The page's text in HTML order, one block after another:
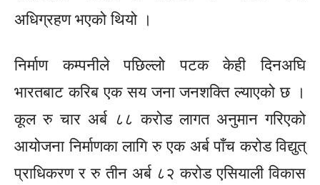
अधिग्रहण भएको थियो ।
निर्माण कम्पनीले पछिल्लो पटक केही दिनअघि
भारतबाट करिब एक सय जना जनशक्ति ल्याएको छ ।
कूल रु चार अर्ब ८८ करोड लागत अनुमान गरिएको
आयोजना निर्माणका लागि रु एक अर्ब पाँच करोड विद्युत्
प्राधिकरण र रु तीन अर्ब ८२ करोड एसियाली विकास